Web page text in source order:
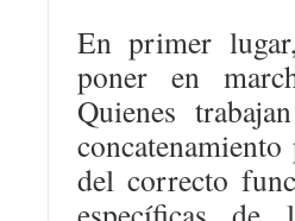
En primer
poner en
Quienes
del correcto